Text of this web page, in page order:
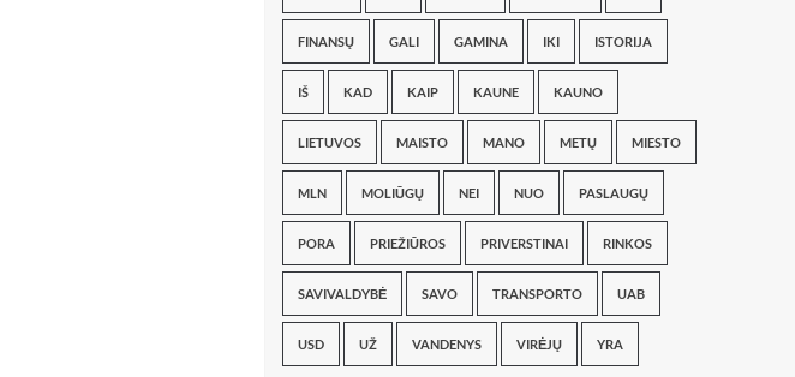
FINANSŲ GALI GAMINA IKI ISTORIJA
IŠ KAD KAIP KAUNE KAUNO
LIETUVOS MAISTO MANO METŲ MIESTO
MLN MOLIŪGŲ NEI NUO PASLAUGŲ
PORA PRIEŽIŪROS PRIVERSTINAI RINKOS
SAVIVALDYBĖ SAVO TRANSPORTO UAB
USD UŽ VANDENYS VIRĖJŲ YRA